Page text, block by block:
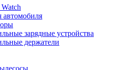
автомобиля
зарядные устройства
держатели